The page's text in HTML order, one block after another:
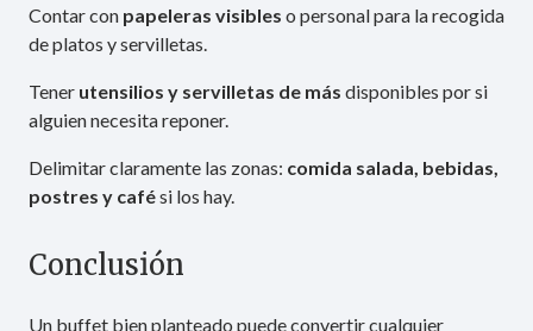
Contar con papeleras visibles o personal para la recogida
de platos y servilletas.
Tener utensilios y servilletas de más disponibles por si
alguien necesita reponer.
Delimitar claramente las zonas: comida salada, bebidas,
postres y cafési los hay.
Conclusión
Un buffet bien planteado puede convertir cualquier